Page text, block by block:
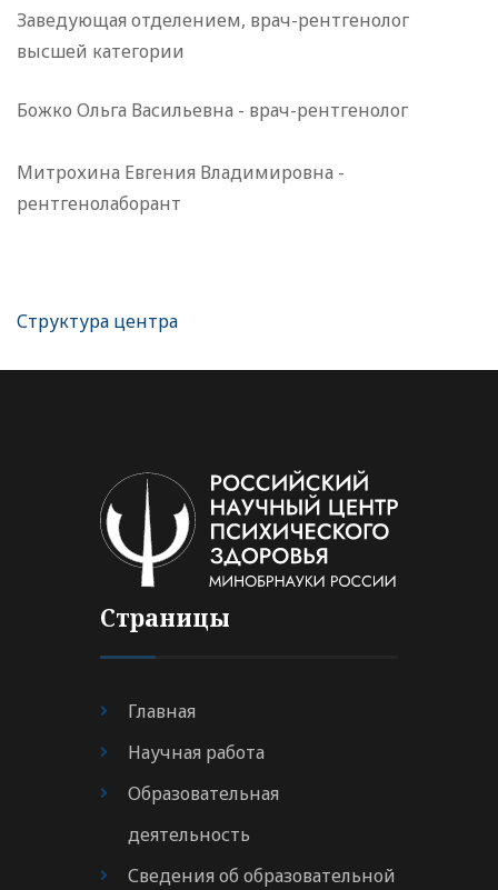
Заведующая отделением, врач-рентгенолог
высшей категории
Божко Ольга Васильевна - врач-рентгенолог
Митрохина Евгения Владимировна -
рентгенолаборант
Структура центра
Страницы
Главная
Научная работа
Образовательная
деятельность
Сведения об образовательной